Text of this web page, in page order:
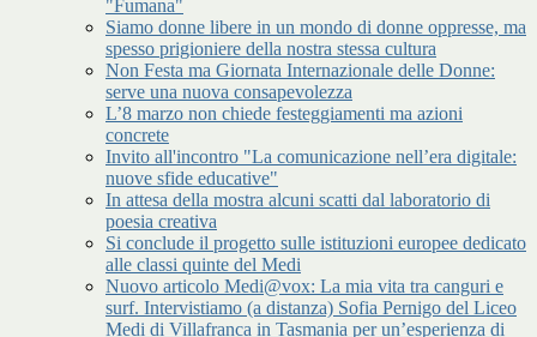
"Fumana"
Siamo donne libere in un mondo di donne oppresse, ma
spesso prigioniere della nostra stessa cultura
Non Festa ma Giornata Internazionale delle Donne:
serve una nuova consapevolezza
L’8 marzo non chiede festeggiamenti ma azioni
concrete
Invito all'incontro "La comunicazione nell’era digitale:
nuove sfide educative"
In attesa della mostra alcuni scatti dal laboratorio di
poesia creativa
Si conclude il progetto sulle istituzioni europee dedicato
alle classi quinte del Medi
Nuovo articolo Medi@vox: La mia vita tra canguri e
surf. Intervistiamo (a distanza) Sofia Pernigo del Liceo
Medi di Villafranca in Tasmania per un’esperienza di